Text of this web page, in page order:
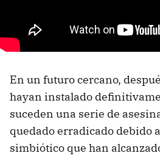
En un futuro cercano,
hayan instalado
suceden una serie de
quedado erradicado debido
simbiótico que han